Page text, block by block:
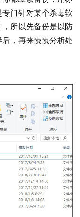
门针对某个杀毒软
所以先备份是以防
，再来慢慢分析处